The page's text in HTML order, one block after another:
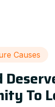
Causes
To